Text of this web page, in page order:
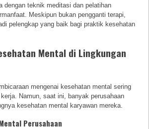
dengan teknik meditasi dan pelatihan
Meskipun bukan pengganti terapi,
pelengkap yang baik bagi praktik kesehatan
Mental di Lingkungan
mengenai kesehatan mental sering
Namun, saat ini, banyak perusahaan
kesehatan mental karyawan mereka.
Perusahaan